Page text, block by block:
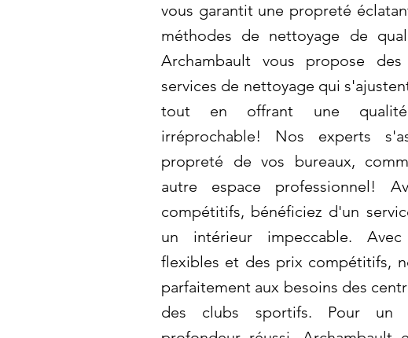
vous garantit une propreté
méthodes de nettoyage de
Archambault vous propose
services de nettoyage qui
tout en offrant une
irréprochable! Nos experts
propreté de vos bureaux,
autre espace professionnel!
compétitifs, bénéficiez d'un
un intérieur impeccable.
flexibles et des prix compétitifs,
parfaitement aux besoins des
des clubs sportifs. Pour un